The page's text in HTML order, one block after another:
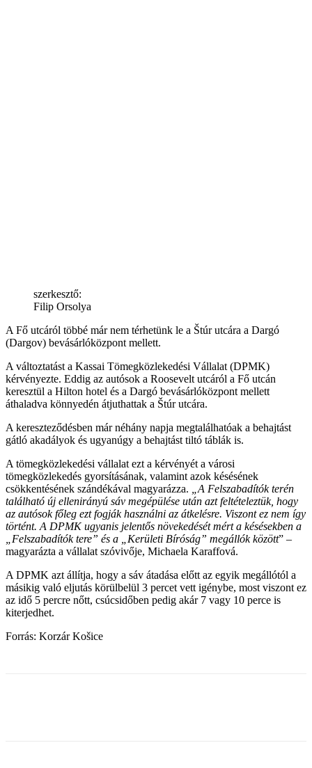
szerkesztő:
Filip Orsolya
A Fő utcáról többé már nem térhetünk le a Štúr utcára a Dargó
(Dargov) bevásárlóközpont mellett.
A változtatást a Kassai Tömegközlekedési Vállalat (DPMK)
kérvényezte. Eddig az autósok a Roosevelt utcáról a Fő utcán
keresztül a Hilton hotel és a Dargó bevásárlóközpont mellett
áthaladva könnyedén átjuthattak a Štúr utcára.
A kereszteződésben már néhány napja megtalálhatóak a behajtást
gátló akadályok és ugyanúgy a behajtást tiltó táblák is.
A tömegközlekedési vállalat ezt a kérvényét a városi
tömegközlekedés gyorsításának, valamint azok késésének
csökkentésének szándékával magyarázza. „A Felszabadítók terén
található új ellenirányú sáv megépülése után azt feltételeztük, hogy
az autósok főleg ezt fogják használni az átkelésre. Viszont ez nem így
történt. A DPMK ugyanis jelentős növekedését mért a késésekben a
„Felszabadítók tere” és a „Kerületi Bíróság” megállók között” –
magyarázta a vállalat szóvivője, Michaela Karaffová.
A DPMK azt állítja, hogy a sáv átadása előtt az egyik megállótól a
másikig való eljutás körülbelül 3 percet vett igénybe, most viszont ez
az idő 5 percre nőtt, csúcsidőben pedig akár 7 vagy 10 perce is
kiterjedhet.
Forrás: Korzár Košice